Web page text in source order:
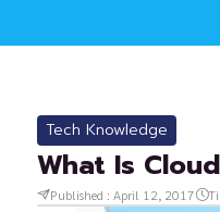
Tech Knowledge
What Is
Published : April 12, 2017